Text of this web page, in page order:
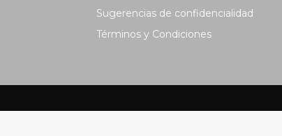
Sugerencias de confidencialidad
Términos y Condiciones